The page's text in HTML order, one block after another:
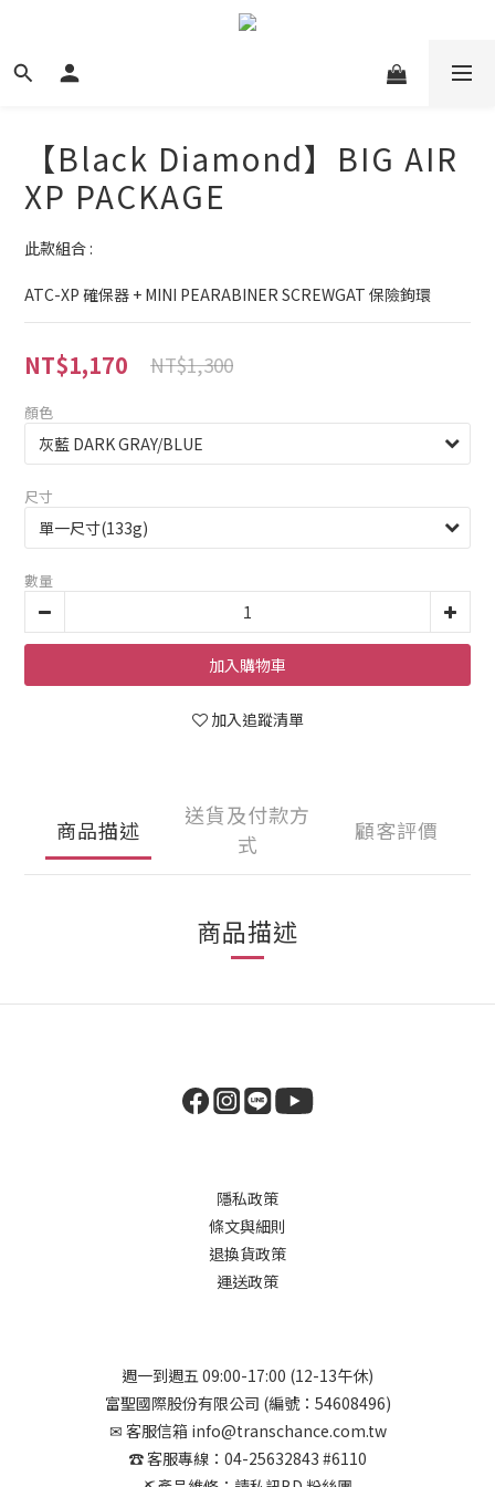
【Black Diamond】BIG AIR
XP PACKAGE
此款組合 :
ATC-XP 確保器 + MINI PEARABINER SCREWGAT 保險鉤環
NT$1,170 NT$1,300
顏色
尺寸
數量
加入購物車
加入追蹤清單
商品描述
送貨及付款方
式
顧客評價
商品描述
隱私政策
條文與細則
退換貨政策
運送政策
週一到週五 09:00-17:00 (12-13午休)
富聖國際股份有限公司 (編號：54608496)
✉︎ 客服信箱 info@transchance.com.tw
☎︎ 客服專線：04-25632843 #6110